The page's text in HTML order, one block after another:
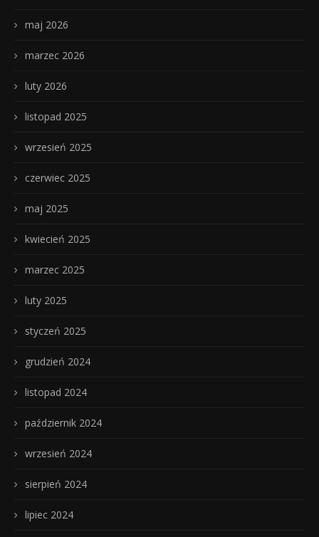
maj 2026
marzec 2026
luty 2026
listopad 2025
wrzesień 2025
czerwiec 2025
maj 2025
kwiecień 2025
marzec 2025
luty 2025
styczeń 2025
grudzień 2024
listopad 2024
październik 2024
wrzesień 2024
sierpień 2024
lipiec 2024